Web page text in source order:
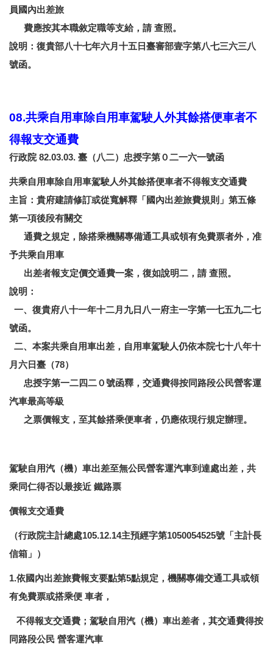
員國內出差旅
費應按其本職敘定職等支給，請 查照。
說明：復貴部八十七年六月十五日臺審部壹字第八七三六三八
號函。
08.共乘自用車除自用車駕駛人外其餘搭便車者不
得報支交通費
行政院 82.03.03. 臺（八二）忠授字第０二一六一號函
共乘自用車除自用車駕駛人外其餘搭便車者不得報支交通費
主旨：貴府建請修訂或從寬解釋「國內出差旅費規則」第五條
第一項後段有關交
通費之規定，除搭乘機關專備通工具或領有免費票者外，准
予共乘自用車
出差者報支定價交通費一案，復如說明二，請 查照。
說明：
一、復貴府八十一年十二月九日八一府主一字第一七五九二七
號函。
二、本案共乘自用車出差，自用車駕駛人仍依本院七十八年十
月六日臺（78）
忠授字第一二四二０號函釋，交通費得按同路段公民營客運
汽車最高等級
之票價報支，至其餘搭乘便車者，仍應依現行規定辦理。
駕駛自用汽（機）車出差至無公民營客運汽車到達處出差，共
乘同仁得否以最接近 鐵路票
價報支交通費
（行政院主計總處105.12.14主預經字第1050054525號「主計長
信箱」）
1.依國內出差旅費報支要點第5點規定，機關專備交通工具或領
有免費票或搭乘便 車者，
不得報支交通費；駕駛自用汽（機）車出差者，其交通費得按
同路段公民 營客運汽車